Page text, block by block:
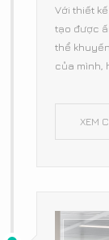
Với thiết
tạo được
thể
của mình,
XEM